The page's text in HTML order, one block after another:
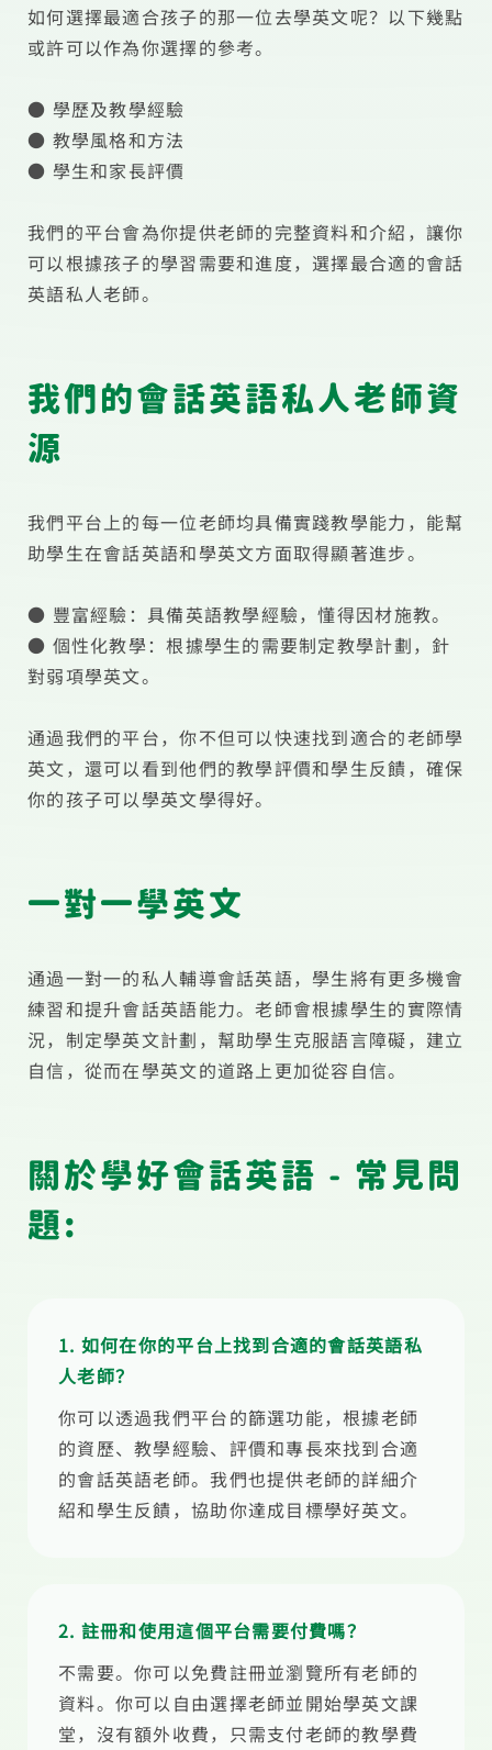
如何選擇最適合孩子的那一位去學英文呢？以下幾點
或許可以作為你選擇的參考。
● 學歷及教學經驗
● 教學風格和方法
● 學生和家長評價
我們的平台會為你提供老師的完整資料和介紹，讓你
可以根據孩子的學習需要和進度，選擇最合適的會話
我們的會話英語私人老師資
源
我們平台上的每一位老師均具備實踐教學能力，能幫
助學生在會話英語和學英文方面取得顯著進步。
● 豐富經驗：具備英語教學經驗，懂得因材施教。
● 個性化教學：根據學生的需要制定教學計劃，針
對弱項學英文。
通過我們的平台，你不但可以快速找到適合的老師學
英文，還可以看到他們的教學評價和學生反饋，確保
一對一學英文
通過一對一的私人輔導會話英語，學生將有更多機會
練習和提升會話英語能力。老師會根據學生的實際情
況，制定學英文計劃，幫助學生克服語言障礙，建立
自信，從而在學英文的道路上更加從容自信。
關於學好會話英語 - 常見問
題:
1. 如何在你的平台上找到合適的會話英語私
人老師？
你可以透過我們平台的篩選功能，根據老師
的資歷、教學經驗、評價和專長來找到合適
的會話英語老師。我們也提供老師的詳細介
紹和學生反饋，協助你達成目標學好英文。
2. 註冊和使用這個平台需要付費嗎？
不需要。你可以免費註冊並瀏覽所有老師的
資料。你可以自由選擇老師並開始學英文課
堂，沒有額外收費，只需支付老師的教學費